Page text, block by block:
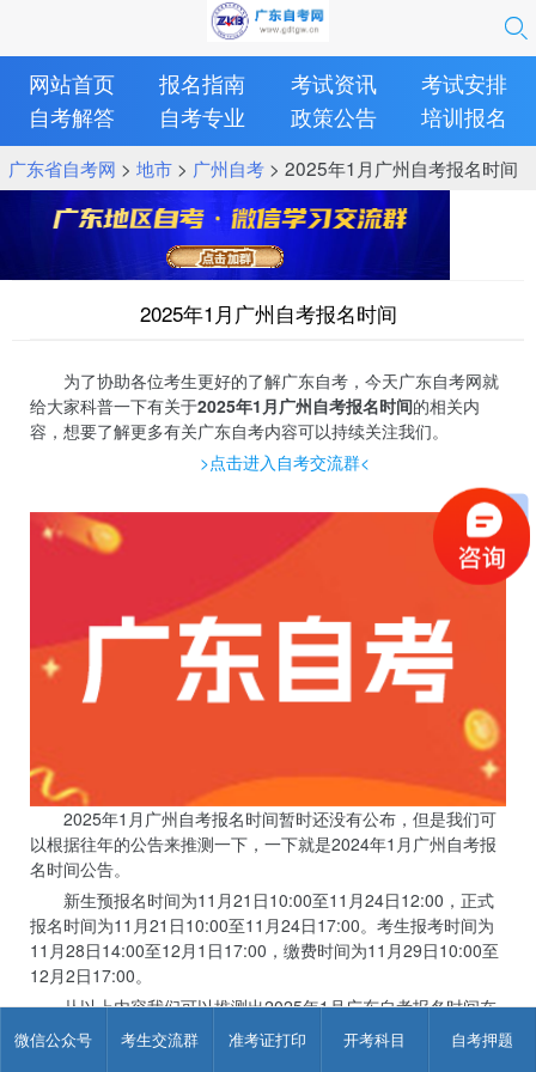
微信公众号 考生交流群 准考证打印 开考科目 自考押题
网站首页 报名指南 考试资讯
考试安排
自考解答
自考专业 政策公告 培训报名
广东省自考网 > 地市> 广州自考> 2025年1月广州自考报名时间
2025年1月广州自考报名时间
为了协助各位考生更好的了解广东自考，今天广东自考网就
给大家科普一下有关于2025年1月广州自考报名时间的相关内
容，想要了解更多有关广东自考内容可以持续关注我们。
>点击进入自考交流群<
2025年1月广州自考报名时间暂时还没有公布，但是我们可
以根据往年的公告来推测一下，一下就是2024年1月广州自考报
名时间公告。
新生预报名时间为11月21日10:00至11月24日12:00，正式
报名时间为11月21日10:00至11月24日17:00。考生报考时间为
11月28日14:00至12月1日17:00，缴费时间为11月29日10:00至
12月2日17:00。
从以上内容我们可以推测出2025年1月广东自考报名时间在
11月底。